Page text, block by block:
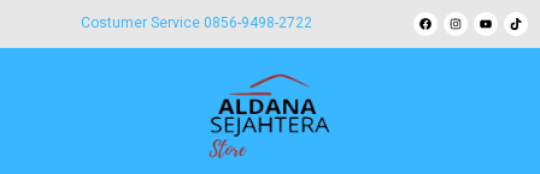
Costumer Service 0856-9498-2722